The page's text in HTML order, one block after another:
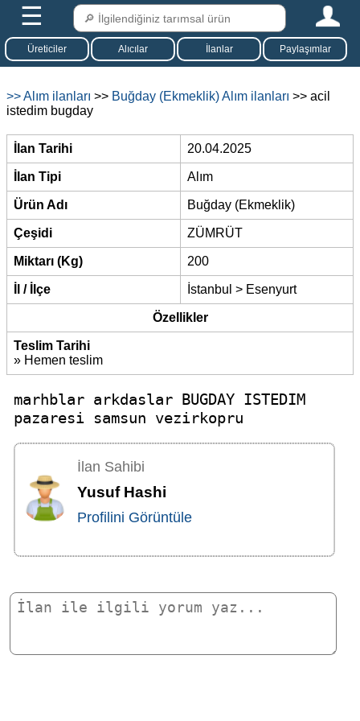
☰
Üreticiler Alıcılar İlanlar Paylaşımlar
>> Alım ilanları >> Buğday (Ekmeklik) Alım ilanları >> acil
istedim bugday
İlan Tarihi 20.04.2025
İlan Tipi Alım
Ürün Adı Buğday (Ekmeklik)
Çeşidi ZÜMRÜT
Miktarı (Kg) 200
İl / İlçe İstanbul > Esenyurt
Özellikler
Teslim Tarihi
» Hemen teslim
marhblar arkdaslar BUGDAY ISTEDIM
pazaresi samsun vezirkopru
İlan Sahibi
Yusuf Hashi
Profilini Görüntüle